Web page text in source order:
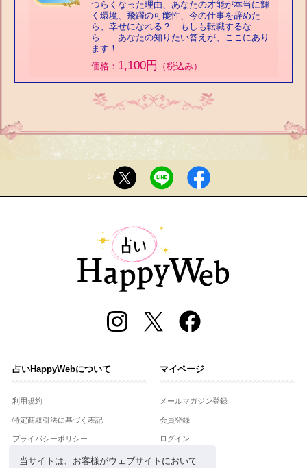
当サイトは、お客様がウェブサイトにおいて
つらくなった理由、あなたの才能が本当に輝
く環境、飛躍の可能性、今の仕事を辞めた
ら、幸せになれる？ もしも転職するな
ら……あなたの知りたい答えが、ここにあり
ます！
価格： 1,100円 （税込み）
シェア
占いHappyWebについて
利用規約
特定商取引法に基づく表記
プライバシーポリシー
運営会社
マイページ
メールマガジン登録
会員登録
ログイン